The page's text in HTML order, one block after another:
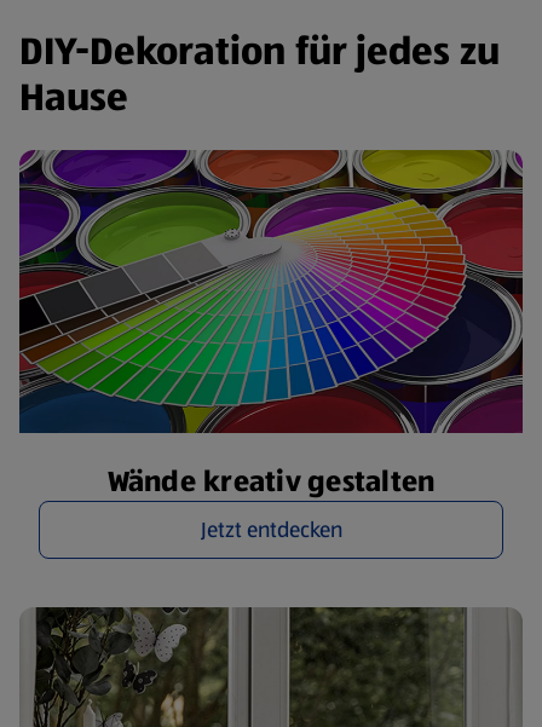
DIY-Dekoration für jedes zu
Hause
Wände kreativ gestalten
Jetzt entdecken